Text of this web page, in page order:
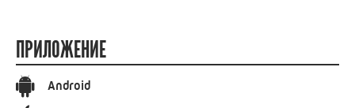
ПРИЛОЖЕНИЕ
Android